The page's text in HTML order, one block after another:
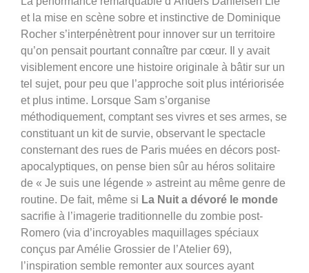
et la mise en scène sobre et instinctive de Dominique
Rocher s’interpénètrent pour innover sur un territoire
qu’on pensait pourtant connaître par cœur. Il y avait
visiblement encore une histoire originale à bâtir sur un
tel sujet, pour peu que l’approche soit plus intériorisée
et plus intime. Lorsque Sam s’organise
méthodiquement, comptant ses vivres et ses armes, se
constituant un kit de survie, observant le spectacle
consternant des rues de Paris muées en décors post-
apocalyptiques, on pense bien sûr au héros solitaire
de « Je suis une légende » astreint au même genre de
routine. De fait, même si La Nuit a dévoré le monde
sacrifie à l’imagerie traditionnelle du zombie post-
Romero (via d’incroyables maquillages spéciaux
conçus parAmélie Grossier de l’Atelier 69),
l’inspiration semble remonter aux sources ayant